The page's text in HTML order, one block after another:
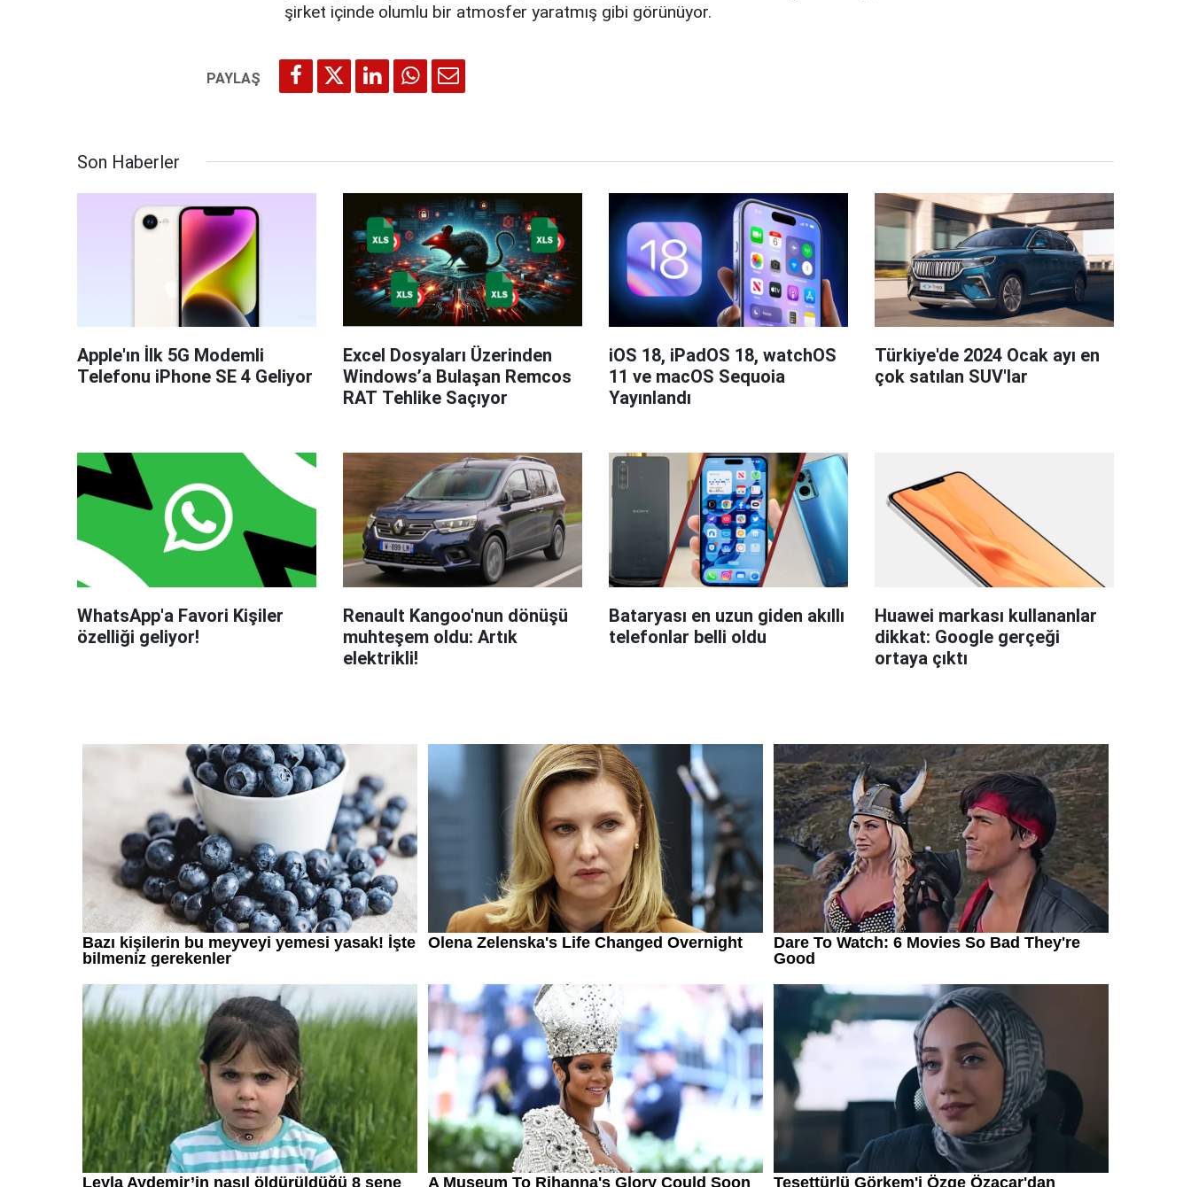
şirket içinde olumlu bir atmosfer yaratmış gibi görünüyor.
Son Haberler
Apple'ın İlk 5G Modemli
Telefonu iPhone SE 4 Geliyor
Excel Dosyaları Üzerinden
Windows’a Bulaşan Remcos
RAT Tehlike Saçıyor
iOS 18, iPadOS 18, watchOS
11 ve macOS Sequoia
Yayınlandı
Türkiye'de 2024 Ocak ayı en
çok satılan SUV'lar
WhatsApp'a Favori Kişiler
özelliği geliyor!
Renault Kangoo'nun dönüşü
muhteşem oldu: Artık
elektrikli!
Bataryası en uzun giden akıllı
telefonlar belli oldu
Huawei markası kullananlar
dikkat: Google gerçeği
ortaya çıktı